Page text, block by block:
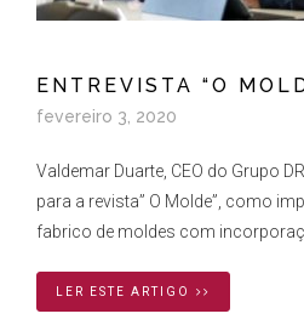
ENTREVISTA “O
fevereiro 3, 2020
Valdemar Duarte, CEO do Grupo
para a revista” O Molde”, como
fabrico de moldes com
LER ESTE ARTIGO